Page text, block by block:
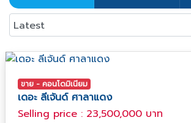
ขาย - คอนโดมิเนียม
เดอะ ลีเจ้นด์ ศาลาแดง
Selling price : 23,500,000 บาท